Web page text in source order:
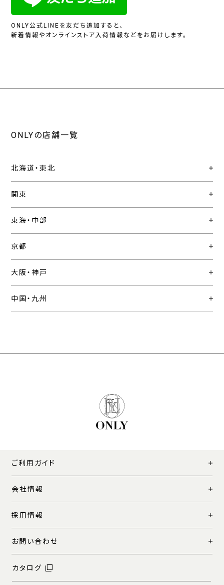
ONLY公式LINEを友だち追加すると、
新着情報やオンラインストア入荷情報などをお届けします。
ONLYの店舗一覧
北海道・東北
関東
東海・中部
京都
大阪・神戸
中国・九州
ご利用ガイド
会社情報
採用情報
お問い合わせ
カタログ